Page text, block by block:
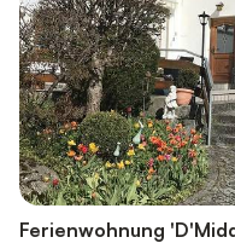
Ferienwohnung